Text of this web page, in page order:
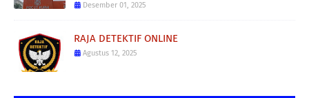
Desember 01, 2025
RAJA DETEKTIF ONLINE
Agustus 12, 2025